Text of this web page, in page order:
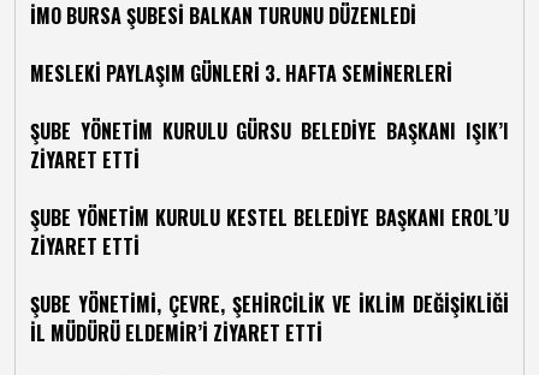
İMO BURSA ŞUBESİ BALKAN TURUNU DÜZENLEDİ
MESLEKİ PAYLAŞIM GÜNLERİ 3. HAFTA SEMİNERLERİ
ŞUBE YÖNETİM KURULU GÜRSU BELEDİYE BAŞKANI IŞIK’I
ZİYARET ETTİ
ŞUBE YÖNETİM KURULU KESTEL BELEDİYE BAŞKANI EROL’U
ZİYARET ETTİ
ŞUBE YÖNETİMİ, ÇEVRE, ŞEHİRCİLİK VE İKLİM DEĞİŞİKLİĞİ
İL MÜDÜRÜ ELDEMİR’İ ZİYARET ETTİ